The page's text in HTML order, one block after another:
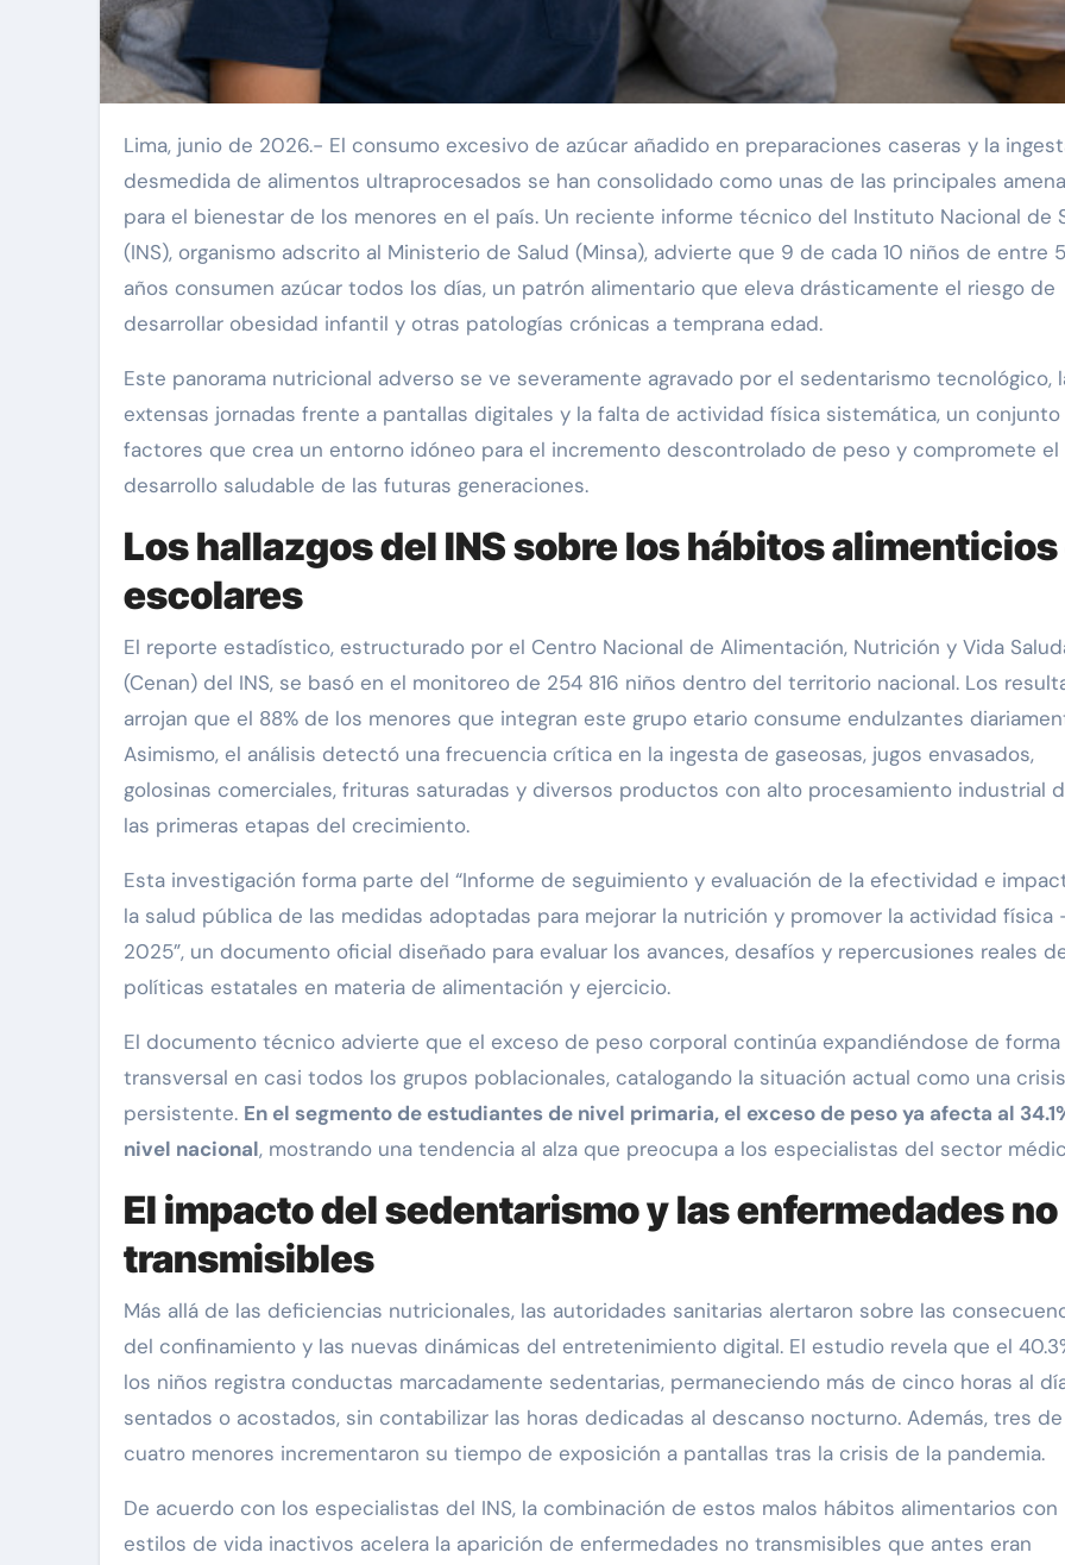
Lima, junio de 2026.- El consumo excesivo de azúcar añadido en preparaciones caseras y la ingesta
desmedida de alimentos ultraprocesados se han consolidado como unas de las principales
para el bienestar de los menores en el país. Un reciente informe técnico del Instituto Nacional de
(INS), organismo adscrito al Ministerio de Salud (Minsa), advierte que 9 de cada 10 niños de entre 5
años consumen azúcar todos los días, un patrón alimentario que eleva drásticamente el riesgo de
desarrollar obesidad infantil y otras patologías crónicas a temprana edad.
Este panorama nutricional adverso se ve severamente agravado por el sedentarismo tecnológico,
extensas jornadas frente a pantallas digitales y la falta de actividad física sistemática, un conjunto
factores que crea un entorno idóneo para el incremento descontrolado de peso y compromete el
desarrollo saludable de las futuras generaciones.
Los hallazgos del INS sobre los hábitos alimenticios
escolares
El reporte estadístico, estructurado por el Centro Nacional de Alimentación, Nutrición y Vida
(Cenan) del INS, se basó en el monitoreo de 254 816 niños dentro del territorio nacional. Los
arrojan que el 88% de los menores que integran este grupo etario consume endulzantes
Asimismo, el análisis detectó una frecuencia crítica en la ingesta de gaseosas, jugos envasados,
golosinas comerciales, frituras saturadas y diversos productos con alto procesamiento industrial
las primeras etapas del crecimiento.
Esta investigación forma parte del “Informe de seguimiento y evaluación de la efectividad e
la salud pública de las medidas adoptadas para mejorar la nutrición y promover la actividad física
2025”, un documento oficial diseñado para evaluar los avances, desafíos y repercusiones reales
políticas estatales en materia de alimentación y ejercicio.
El documento técnico advierte que el exceso de peso corporal continúa expandiéndose de forma
transversal en casi todos los grupos poblacionales, catalogando la situación actual como una crisis
persistente. En el segmento de estudiantes de nivel primaria, el exceso de peso ya afecta al
nivel nacional, mostrando una tendencia al alza que preocupa a los especialistas del sector
El impacto del sedentarismo y las enfermedades no
transmisibles
Más allá de las deficiencias nutricionales, las autoridades sanitarias alertaron sobre las
del confinamiento y las nuevas dinámicas del entretenimiento digital. El estudio revela que el
los niños registra conductas marcadamente sedentarias, permaneciendo más de cinco horas al
sentados o acostados, sin contabilizar las horas dedicadas al descanso nocturno. Además, tres
cuatro menores incrementaron su tiempo de exposición a pantallas tras la crisis de la pandemia.
De acuerdo con los especialistas del INS, la combinación de estos malos hábitos alimentarios con
estilos de vida inactivos acelera la aparición de enfermedades no transmisibles que antes eran